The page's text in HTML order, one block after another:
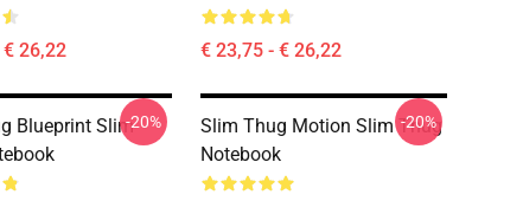
26,22 € 23,75 - € 26,22
Blueprint Slim-20%
Slim Thug Motion Slim Thug
Notebook
-20%